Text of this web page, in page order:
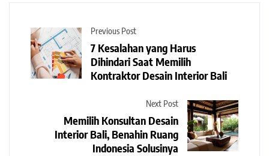
Previous Post
7 Kesalahan yang Harus
Dihindari Saat Memilih
Kontraktor Desain Interior Bali
Next Post
Memilih Konsultan Desain
Interior Bali, Benahin Ruang
Indonesia Solusinya